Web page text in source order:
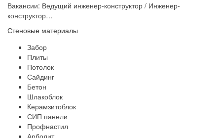
Вакансии: Ведущий инженер-конструктор / Инженер-
конструктор…
Стеновые материалы
Забор
Плиты
Потолок
Сайдинг
Бетон
Шлакоблок
Керамзитоблок
СИП панели
Профнастил